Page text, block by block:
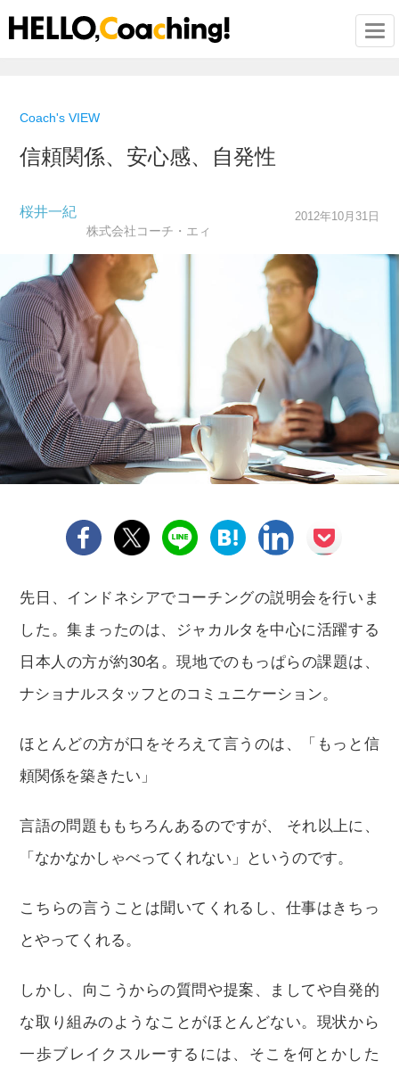
Coach's VIEW
信頼関係、安心感、自発性
桜井一紀
株式会社コーチ・エィ
2012年10月31日
先日、インドネシアでコーチングの説明会を行いま
した。集まったのは、ジャカルタを中心に活躍する
日本人の方が約30名。現地でのもっぱらの課題は、
ナショナルスタッフとのコミュニケーション。
ほとんどの方が口をそろえて言うのは、「もっと信
頼関係を築きたい」
言語の問題ももちろんあるのですが、 それ以上に、
「なかなかしゃべってくれない」というのです。
こちらの言うことは聞いてくれるし、仕事はきちっ
とやってくれる。
しかし、向こうからの質問や提案、ましてや自発的
な取り組みのようなことがほとんどない。現状から
一歩ブレイクスルーするには、そこを何とかした